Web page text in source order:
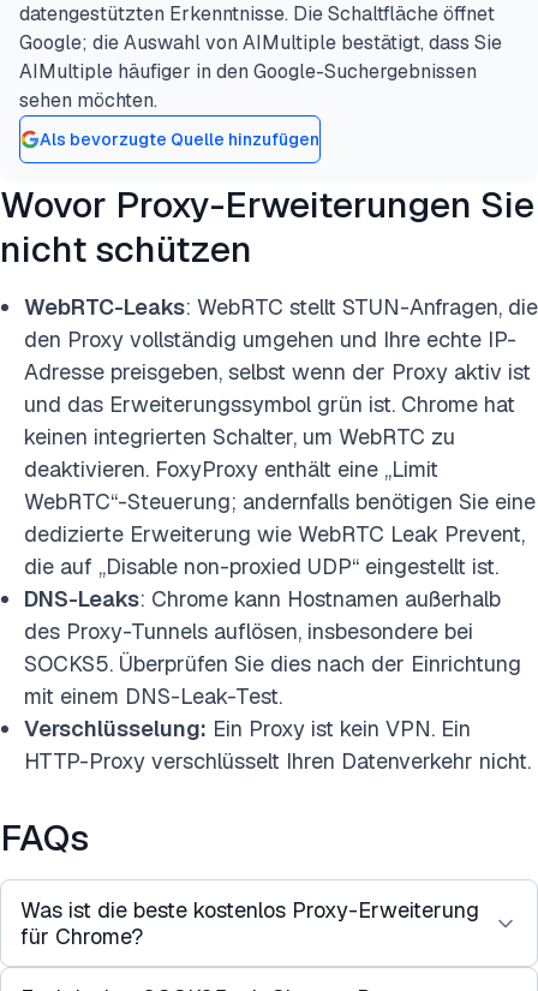
datengestützten Erkenntnisse. Die Schaltfläche öffnet
Google; die Auswahl von AIMultiple bestätigt, dass Sie
AIMultiple häufiger in den Google-Suchergebnissen
sehen möchten.
Als bevorzugte Quelle hinzufügen
Wovor Proxy-Erweiterungen Sie
nicht schützen
WebRTC-Leaks: WebRTC stellt STUN-Anfragen, die
den Proxy vollständig umgehen und Ihre echte IP-
Adresse preisgeben, selbst wenn der Proxy aktiv ist
und das Erweiterungssymbol grün ist. Chrome hat
keinen integrierten Schalter, um WebRTC zu
deaktivieren. FoxyProxy enthält eine „Limit
WebRTC“-Steuerung; andernfalls benötigen Sie eine
dedizierte Erweiterung wie WebRTC Leak Prevent,
die auf „Disable non-proxied UDP“ eingestellt ist.
DNS-Leaks: Chrome kann Hostnamen außerhalb
des Proxy-Tunnels auflösen, insbesondere bei
SOCKS5. Überprüfen Sie dies nach der Einrichtung
mit einem DNS-Leak-Test.
Verschlüsselung: Ein Proxy ist kein VPN. Ein
HTTP-Proxy verschlüsselt Ihren Datenverkehr nicht.
FAQs
Was ist die beste kostenlos Proxy-Erweiterung
für Chrome?